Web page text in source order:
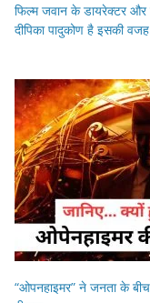
फिल्म जवान के डायरेक्टर और
दीपिका पादुकोण है इसकी
“ओपनहाइमर” ने जनता के